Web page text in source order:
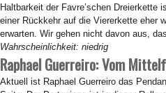
Haltbarkeit der Favre’schen
einer Rückkehr auf die Viererkette eher
erwarten. Wir gehen nicht davon aus,
Wahrscheinlichkeit: niedrig
Raphael Guerreiro: Vom
Aktuell ist Raphael Guerreiro das